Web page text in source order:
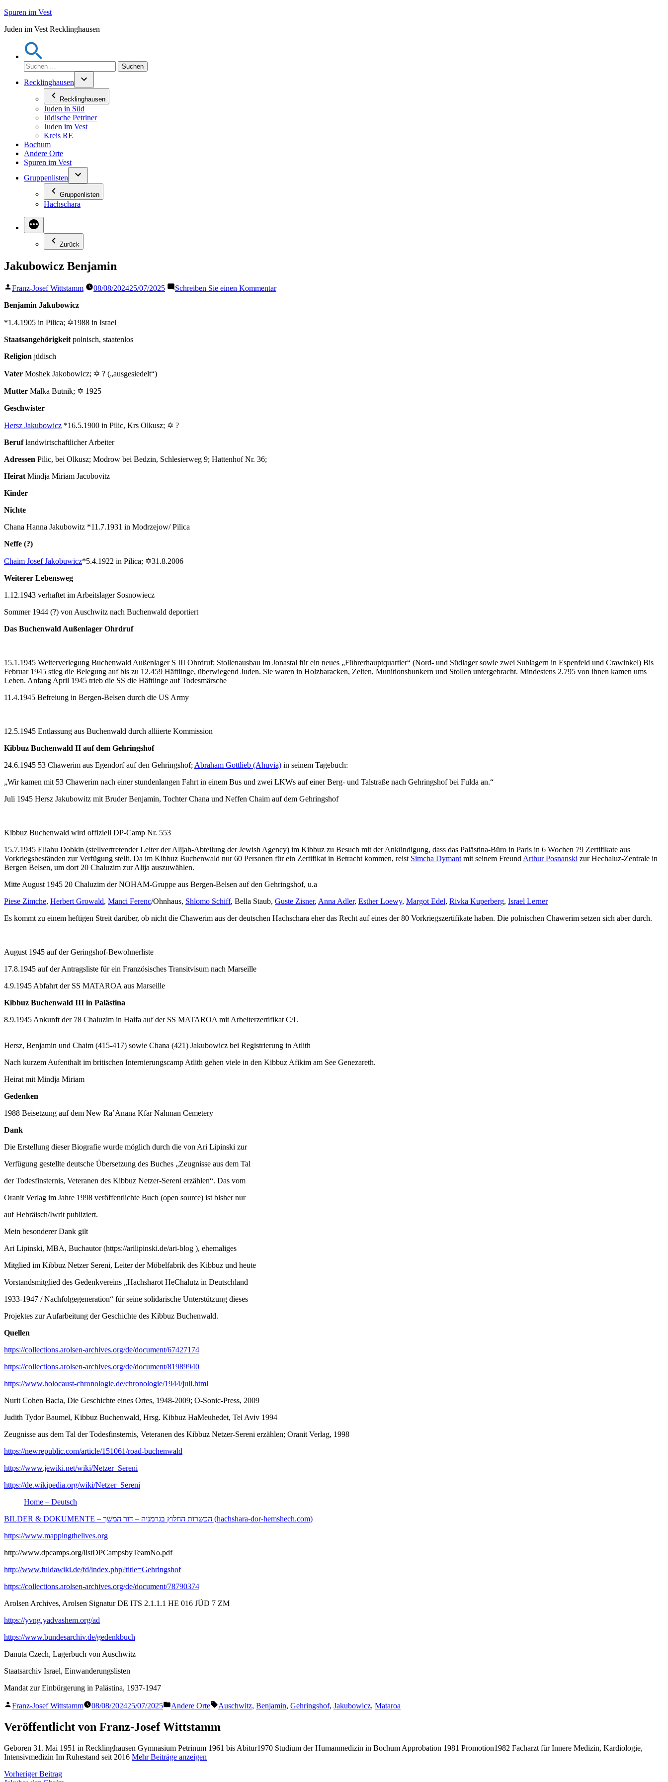
Zum
springen
Spuren im Vest
Juden im Vest Recklinghausen
Suchen
nach:
Recklinghausen
Recklinghausen
Juden in Süd
Jüdische Petriner
Juden im Vest
Kreis RE
Bochum
Andere Orte
Spuren im Vest
Gruppenlisten
Gruppenlisten
Hachschara
Zurück
Jakubowicz Benjamin
Veröffentlicht
Franz-Josef Wittstamm 08/08/202425/07/2025 Schreiben Sie einen Kommentarzu
Benjamin Jakubowicz
*1.4.1905 in Pilica; ✡1988 in Israel
Staatsangehörigkeit polnisch, staatenlos
Religion jüdisch
Vater Moshek Jakobowicz; ✡ ? („ausgesiedelt“)
Mutter Malka Butnik; ✡ 1925
Geschwister
Hersz Jakubowicz *16.5.1900 in Pilic, Krs Olkusz; ✡ ?
Beruflandwirtschaftlicher Arbeiter
Adressen Pilic, bei Olkusz; Modrow bei Bedzin, Schlesierweg 9; Hattenhof Nr. 36;
Heirat Mindja Miriam Jacobovitz
Kinder –
Nichte
Chana Hanna Jakubowitz *11.7.1931 in Modrzejow/ Pilica
Neffe (?)
Chaim Josef Jakobuwicz*5.4.1922 in Pilica; ✡31.8.2006
Weiterer Lebensweg
1.12.1943 verhaftet im Arbeitslager Sosnowiecz
Sommer 1944 (?) von Auschwitz nach Buchenwald deportiert
Das Buchenwald Außenlager Ohrdruf
15.1.1945 Weiterverlegung Buchenwald Außenlager S III Ohrdruf; Stollenausbau im Jonastal für ein neues „Führerhauptquartier“ (Nord- und Südlager sowie zwei Sublagern in Espenfeld und Crawinkel) Bis
Februar 1945 stieg die Belegung auf bis zu 12.459 Häftlinge, überwiegend Juden. Sie waren in Holzbaracken, Zelten, Munitionsbunkern und Stollen untergebracht. Mindestens 2.795 von ihnen kamen ums
Leben. Anfang April 1945 trieb die SS die Häftlinge auf Todesmärsche
11.4.1945 Befreiung in Bergen-Belsen durch die US Army
12.5.1945 Entlassung aus Buchenwald durch alliierte Kommission
Kibbuz Buchenwald II auf dem Gehringshof
24.6.1945 53 Chawerim aus Egendorf auf den Gehringshof; Abraham Gottlieb (Ahuvia) in seinem Tagebuch:
„Wir kamen mit 53 Chawerim nach einer stundenlangen Fahrt in einem Bus und zwei LKWs auf einer Berg- und Talstraße nach Gehringshof bei Fulda an.“
Juli 1945 Hersz Jakubowitz mit Bruder Benjamin, Tochter Chana und Neffen Chaim auf dem Gehringshof
Kibbuz Buchenwald wird offiziell DP-Camp Nr. 553
15.7.1945 Eliahu Dobkin (stellvertretender Leiter der Alijah-Abteilung der Jewish Agency) im Kibbuz zu Besuch mit der Ankündigung, dass das Palästina-Büro in Paris in 6 Wochen 79 Zertifikate aus
Vorkriegsbeständen zur Verfügung stellt. Da im Kibbuz Buchenwald nur 60 Personen für ein Zertifikat in Betracht kommen, reist Simcha Dymant mit seinem Freund Arthur Posnanski zur Hechaluz-Zentrale in
Bergen Belsen, um dort 20 Chaluzim zur Alija auszuwählen.
Mitte August 1945 20 Chaluzim der NOHAM-Gruppe aus Bergen-Belsen auf den Gehringshof, u.a
Piese Zimche, Herbert Growald, Manci Ferenc/Ohnhaus, Shlomo Schiff, Bella Staub, Guste Zisner, Anna Adler, Esther Loewy, Margot Edel, Rivka Kuperberg, Israel Lerner
Es kommt zu einem heftigen Streit darüber, ob nicht die Chawerim aus der deutschen Hachschara eher das Recht auf eines der 80 Vorkriegszertifikate haben. Die polnischen Chawerim setzen sich aber durch.
August 1945 auf der Geringshof-Bewohnerliste
17.8.1945 auf der Antragsliste für ein Französisches Transitvisum nach Marseille
4.9.1945 Abfahrt der SS MATAROA aus Marseille
Kibbuz Buchenwald III in Palästina
8.9.1945 Ankunft der 78 Chaluzim in Haifa auf der SS MATAROA mit Arbeiterzertifikat C/L
Hersz, Benjamin und Chaim (415-417) sowie Chana (421) Jakubowicz bei Registrierung in Atlith
Nach kurzem Aufenthalt im britischen Internierungscamp Atlith gehen viele in den Kibbuz Afikim am See Genezareth.
Heirat mit Mindja Miriam
Gedenken
1988 Beisetzung auf dem New Ra’Anana Kfar Nahman Cemetery
Dank
Die Erstellung dieser Biografie wurde möglich durch die von Ari Lipinski zur
Verfügung gestellte deutsche Übersetzung des Buches „Zeugnisse aus dem Tal
der Todesfinsternis, Veteranen des Kibbuz Netzer-Sereni erzählen“. Das vom
Oranit Verlag im Jahre 1998 veröffentlichte Buch (open source) ist bisher nur
auf Hebräisch/Iwrit publiziert.
Mein besonderer Dank gilt
Ari Lipinski, MBA, Buchautor (https://arilipinski.de/ari-blog ), ehemaliges
Mitglied im Kibbuz Netzer Sereni, Leiter der Möbelfabrik des Kibbuz und heute
Vorstandsmitglied des Gedenkvereins „Hachsharot HeChalutz in Deutschland
1933-1947 / Nachfolgegeneration“ für seine solidarische Unterstützung dieses
Projektes zur Aufarbeitung der Geschichte des Kibbuz Buchenwald.
Quellen
https://collections.arolsen-archives.org/de/document/67427174
https://collections.arolsen-archives.org/de/document/81989940
https://www.holocaust-chronologie.de/chronologie/1944/juli.html
Nurit Cohen Bacia, Die Geschichte eines Ortes, 1948-2009; O-Sonic-Press, 2009
Judith Tydor Baumel, Kibbuz Buchenwald, Hrsg. Kibbuz HaMeuhedet, Tel Aviv 1994
Zeugnisse aus dem Tal der Todesfinsternis, Veteranen des Kibbuz Netzer-Sereni erzählen; Oranit Verlag, 1998
https://newrepublic.com/article/151061/road-buchenwald
https://www.jewiki.net/wiki/Netzer_Sereni
https://de.wikipedia.org/wiki/Netzer_Sereni
Home – Deutsch
BILDER & DOKUMENTE – הכשרות החלוץ בגרמניה – דור המשך (hachshara-dor-hemshech.com)
https://www.mappingthelives.org
http://www.dpcamps.org/listDPCampsbyTeamNo.pdf
http://www.fuldawiki.de/fd/index.php?title=Gehringshof
https://collections.arolsen-archives.org/de/document/78790374
Arolsen Archives, Arolsen Signatur DE ITS 2.1.1.1 HE 016 JÜD 7 ZM
https://yvng.yadvashem.org/ad
https://www.bundesarchiv.de/gedenkbuch
Danuta Czech, Lagerbuch von Auschwitz
Staatsarchiv Israel, Einwanderungslisten
Mandat zur Einbürgerung in Palästina, 1937-1947
Veröffentlicht
Franz-Josef Wittstamm 08/08/202425/07/2025
Veröffentlicht
Andere Orte Schlagwörter:
Auschwitz, Benjamin, Gehringshof, Jakubowicz, Mataroa
Veröffentlicht von Franz-Josef Wittstamm
Geboren 31. Mai 1951 in Recklinghausen Gymnasium Petrinum 1961 bis Abitur1970 Studium der Humanmedizin in Bochum Approbation 1981 Promotion1982 Facharzt für Innere Medizin, Kardiologie,
Intensivmedizin Im Ruhestand seit 2016 Mehr Beiträge anzeigen
Beitragsnavigation
Vorheriger BeitragVorheriger